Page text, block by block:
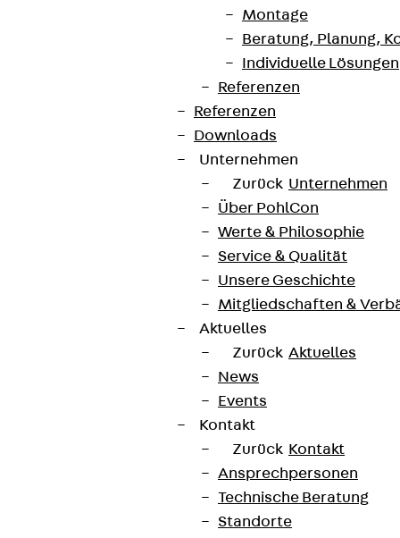
Montage
Beratung, Planung,
Individuelle Lösungen
Referenzen
Referenzen
Downloads
Unternehmen
Zurück Unternehmen
Über PohlCon
Werte & Philosophie
Service & Qualität
Unsere Geschichte
Mitgliedschaften &
Aktuelles
Zurück Aktuelles
News
Events
Kontakt
Zurück Kontakt
Ansprechpersonen
Technische Beratung
Standorte